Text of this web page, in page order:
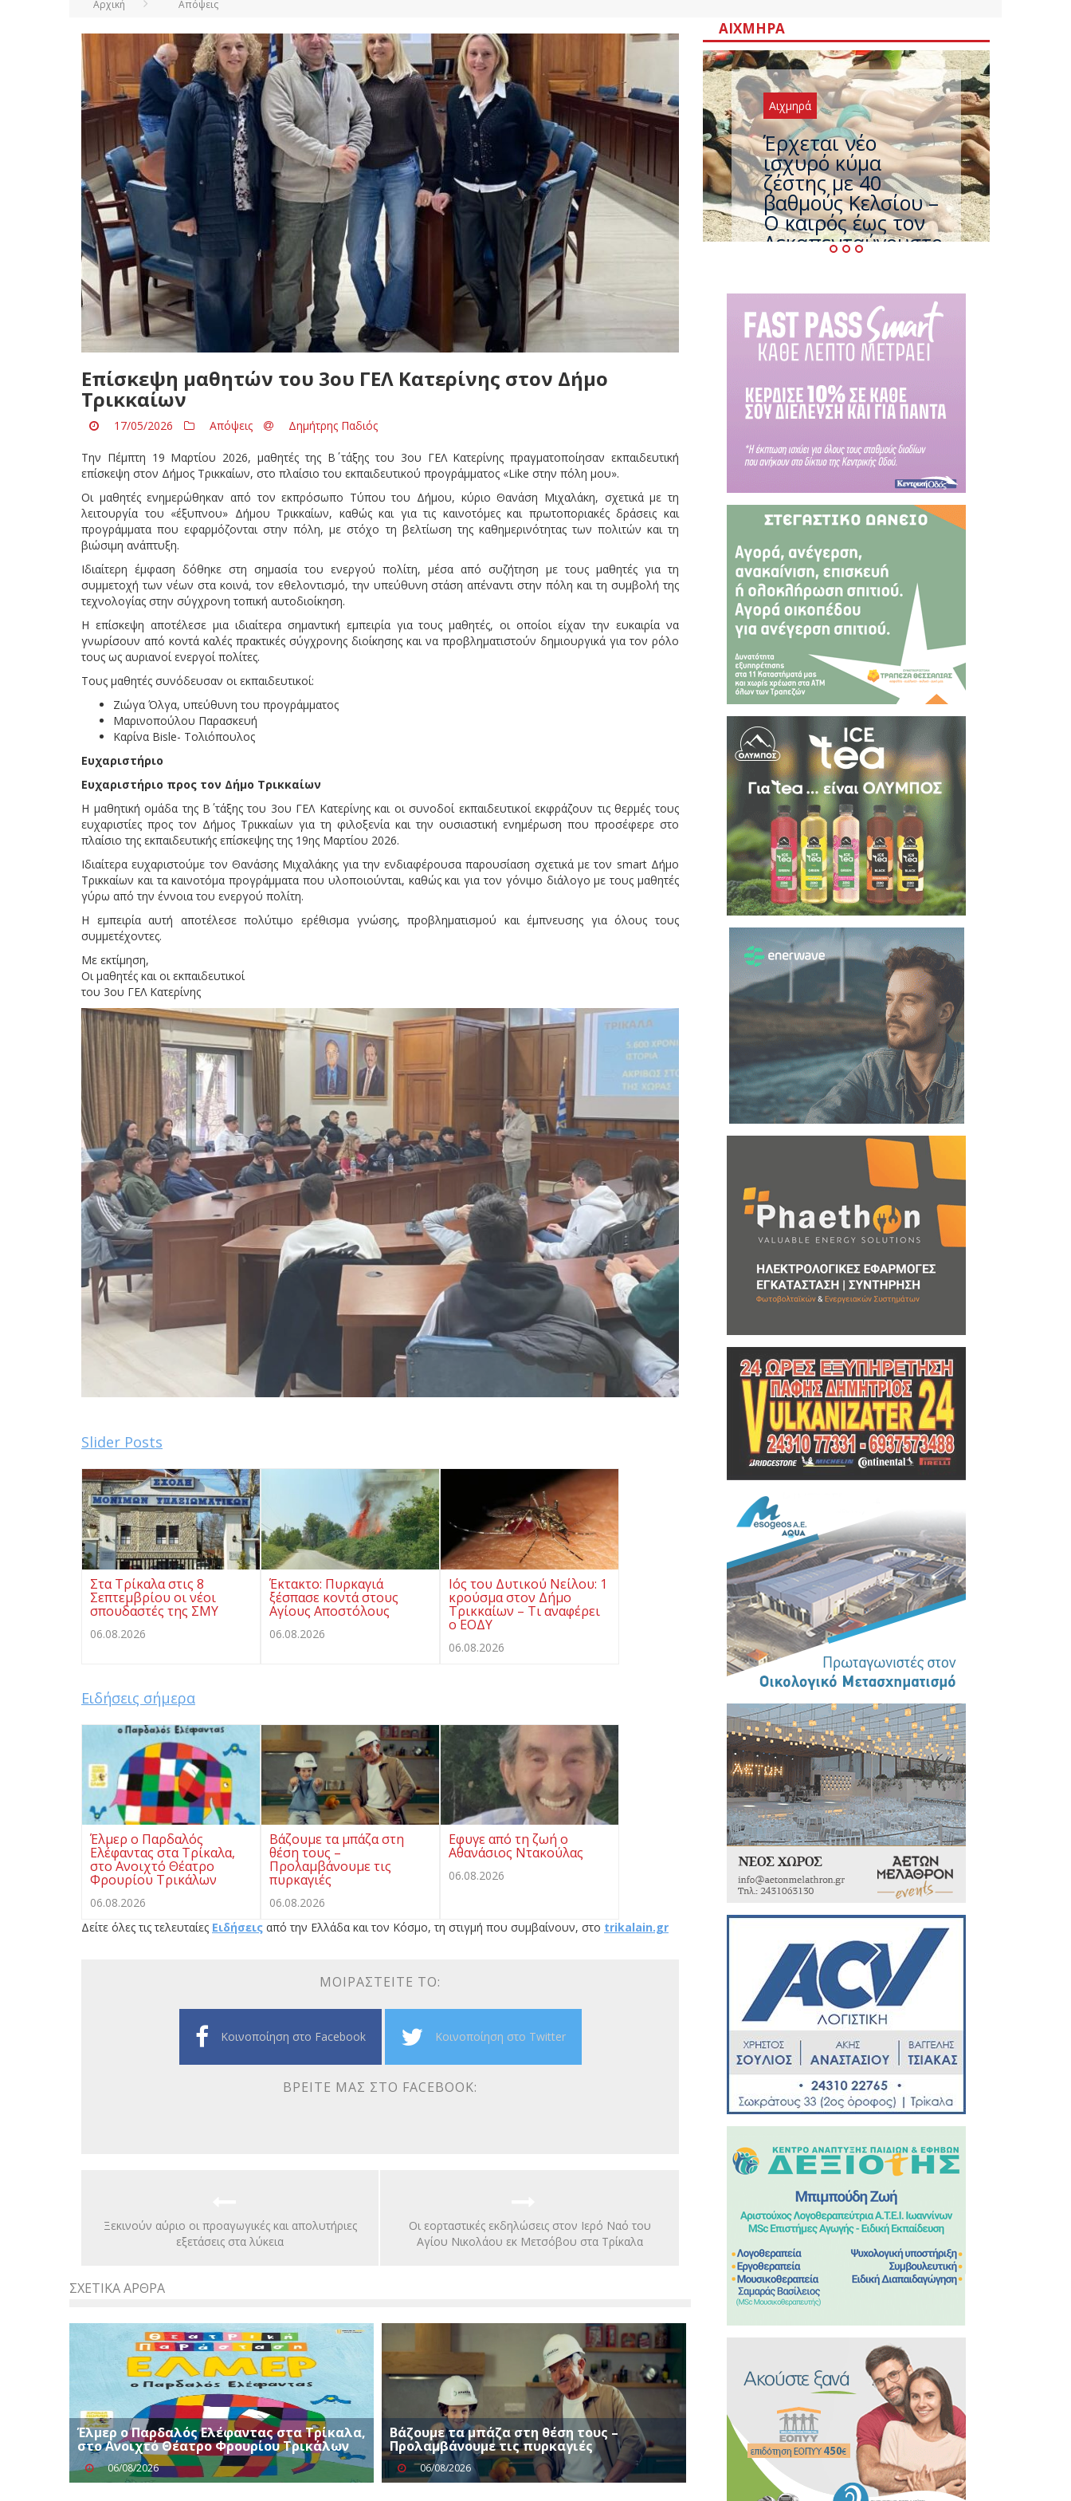
Αρχική Απόψεις
Επίσκεψη μαθητών του 3ου ΓΕΛ Κατερίνης στον Δήμο
Τρικκαίων
17/05/2026 Απόψεις Δημήτρης Παδιός
Την Πέμπτη 19 Μαρτίου 2026, μαθητές της Β΄ τάξης του 3ου ΓΕΛ Κατερίνης πραγματοποίησαν εκπαιδευτική
επίσκεψη στον Δήμος Τρικκαίων, στο πλαίσιο του εκπαιδευτικού προγράμματος «Like στην πόλη μου».
Οι μαθητές ενημερώθηκαν από τον εκπρόσωπο Τύπου του Δήμου, κύριο Θανάση Μιχαλάκη, σχετικά με τη
λειτουργία του «έξυπνου» Δήμου Τρικκαίων, καθώς και για τις καινοτόμες και πρωτοποριακές δράσεις και
προγράμματα που εφαρμόζονται στην πόλη, με στόχο τη βελτίωση της καθημερινότητας των πολιτών και τη
βιώσιμη ανάπτυξη.
Ιδιαίτερη έμφαση δόθηκε στη σημασία του ενεργού πολίτη, μέσα από συζήτηση με τους μαθητές για τη
συμμετοχή των νέων στα κοινά, τον εθελοντισμό, την υπεύθυνη στάση απέναντι στην πόλη και τη συμβολή της
τεχνολογίας στην σύγχρονη τοπική αυτοδιοίκηση.
Η επίσκεψη αποτέλεσε μια ιδιαίτερα σημαντική εμπειρία για τους μαθητές, οι οποίοι είχαν την ευκαιρία να
γνωρίσουν από κοντά καλές πρακτικές σύγχρονης διοίκησης και να προβληματιστούν δημιουργικά για τον ρόλο
τους ως αυριανοί ενεργοί πολίτες.
Τους μαθητές συνόδευσαν οι εκπαιδευτικοί:
Ζιώγα Όλγα, υπεύθυνη του προγράμματος
Μαρινοπούλου Παρασκευή
Καρίνα Bisle- Τολιόπουλος
Ευχαριστήριο
Ευχαριστήριο προς τον Δήμο Τρικκαίων
Η μαθητική ομάδα της Β΄ τάξης του 3ου ΓΕΛ Κατερίνης και οι συνοδοί εκπαιδευτικοί εκφράζουν τις θερμές τους
ευχαριστίες προς τον Δήμος Τρικκαίων για τη φιλοξενία και την ουσιαστική ενημέρωση που προσέφερε στο
πλαίσιο της εκπαιδευτικής επίσκεψης της 19ης Μαρτίου 2026.
Ιδιαίτερα ευχαριστούμε τον Θανάσης Μιχαλάκης για την ενδιαφέρουσα παρουσίαση σχετικά με τον smart Δήμο
Τρικκαίων και τα καινοτόμα προγράμματα που υλοποιούνται, καθώς και για τον γόνιμο διάλογο με τους μαθητές
γύρω από την έννοια του ενεργού πολίτη.
Η εμπειρία αυτή αποτέλεσε πολύτιμο ερέθισμα γνώσης, προβληματισμού και έμπνευσης για όλους τους
συμμετέχοντες.
Με εκτίμηση,
Οι μαθητές και οι εκπαιδευτικοί
του 3ου ΓΕΛ Κατερίνης
Slider Posts
Στα Τρίκαλα στις 8
Σεπτεμβρίου οι νέοι
σπουδαστές της ΣΜΥ
06.08.2026
Έκτακτο: Πυρκαγιά
ξέσπασε κοντά στους
Αγίους Αποστόλους
06.08.2026
Ιός του Δυτικού Νείλου: 1
κρούσμα στον Δήμο
Τρικκαίων – Τι αναφέρει
ο ΕΟΔΥ
06.08.2026
Ειδήσεις σήμερα
Έλμερ ο Παρδαλός
Ελέφαντας στα Τρίκαλα,
στο Ανοιχτό Θέατρο
Φρουρίου Τρικάλων
06.08.2026
Βάζουμε τα μπάζα στη
θέση τους –
Προλαμβάνουμε τις
πυρκαγιές
06.08.2026
Εφυγε από τη ζωή ο
Αθανάσιος Ντακούλας
06.08.2026
Δείτε όλες τις τελευταίες Ειδήσεις από την Ελλάδα και τον Κόσμο, τη στιγμή που συμβαίνουν, στο trikalain.gr
ΜΟΙΡΑΣΤΕΊΤΕ ΤΟ:
Κοινοποίηση στο Facebook Κοινοποίηση στο Twitter
ΒΡΕΊΤΕ ΜΑΣ ΣΤΟ FACEBOOK:
Ξεκινούν αύριο οι προαγωγικές και απολυτήριες
εξετάσεις στα λύκεια
Οι εορταστικές εκδηλώσεις στον Ιερό Ναό του
Αγίου Νικολάου εκ Μετσόβου στα Τρίκαλα
ΣΧΕΤΙΚΆ ΆΡΘΡΑ
Έλμερ ο Παρδαλός Ελέφαντας στα Τρίκαλα,
στο Ανοιχτό Θέατρο Φρουρίου Τρικάλων
06/08/2026
Βάζουμε τα μπάζα στη θέση τους –
Προλαμβάνουμε τις πυρκαγιές
06/08/2026
ΑΙΧΜΗΡΆ
Αιχμηρά
Άφαντος ο
Τσίπρας… την ώρα
που η χώρα
καίγεται